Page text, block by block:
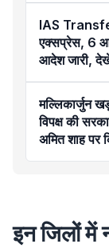
IAS
एक्सप्रेस, 6
आदेश जारी,
मल्लिकार्जुन
विपक्ष की
अमित शाह पर
इन जिलों में